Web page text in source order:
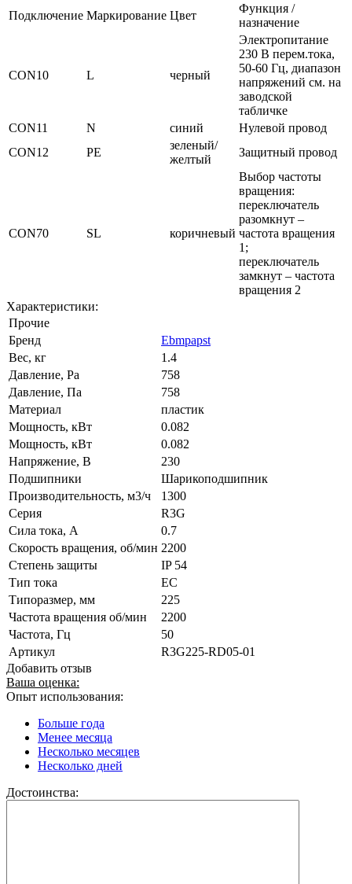
Подключение Маркирование Цвет
Функция /
назначение
CON10 L черный
Электропитание
230 В перем.тока,
50-60 Гц, диапазон
напряжений см. на
заводской
табличке
CON11
N синий
Нулевой провод
CON12
PE
зеленый/
желтый
Защитный провод
CON70 SL коричневый
Выбор частоты
вращения:
переключатель
разомкнут –
частота вращения
1;
переключатель
замкнут – частота
вращения 2
Характеристики:
Прочие
Бренд
Ebmpapst
Вес, кг
1.4
Давление, Pa
758
Давление, Па
758
Материал
пластик
Мощность, кВт
0.082
Мощность, кВт
0.082
Напряжение, В
230
Подшипники
Шарикоподшипник
Производительность, м3/ч
1300
Серия
R3G
Сила тока, А
0.7
Скорость вращения, об/мин 2200
Степень защиты
IP 54
Тип тока
EC
Типоразмер, мм
225
Частота вращения об/мин
2200
Частота, Гц
50
Артикул
R3G225-RD05-01
Добавить отзыв
Ваша оценка:
Опыт использования:
Больше года
Менее месяца
Несколько месяцев
Несколько дней
Достоинства: